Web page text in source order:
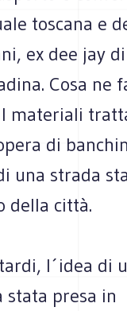
toscana e
ex dee jay
Cosa ne
I materiali
di
una strada
della città.
l´idea di
stata presa in